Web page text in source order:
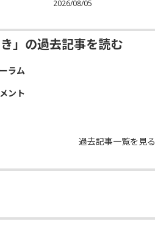
2026/08/05
」の過去記事を読む
ラム
ント
過去記事一覧を見る